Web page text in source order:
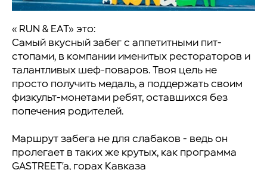
«RUN & EAT» это:
Самый вкусный забег с аппетитными пит-
стопами, в компании именитых рестораторов и
талантливых шеф-поваров. Твоя цель не
просто получить медаль, а поддержать своим
физкульт-монетами ребят, оставшихся без
попечения родителей.
Маршрут забега не для слабаков - ведь он
пролегает в таких же крутых, как программа
GASTREET'a, горах Кавказа